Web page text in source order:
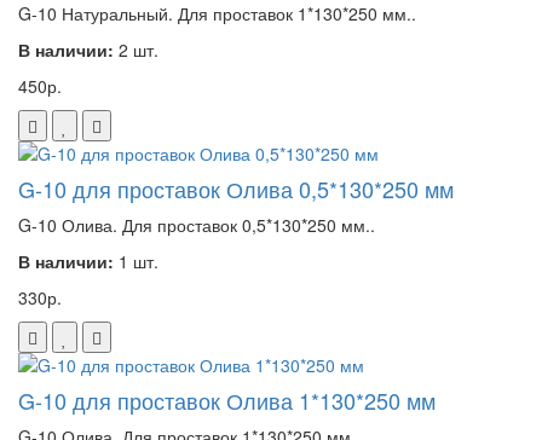
G-10 Натуральный. Для проставок 1*130*250 мм..
В наличии: 2 шт.
450р.
G-10 для проставок Олива 0,5*130*250 мм
G-10 Олива. Для проставок 0,5*130*250 мм..
В наличии: 1 шт.
330р.
G-10 для проставок Олива 1*130*250 мм